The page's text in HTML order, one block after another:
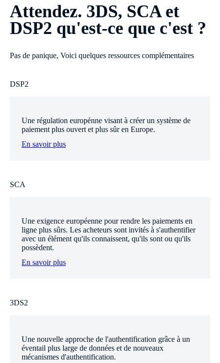
Attendez. 3DS, SCA et
DSP2 qu'est-ce que c'est ?
Pas de panique, Voici quelques ressources complémentaires
DSP2
Une régulation europénne visant à créer un système de
paiement plus ouvert et plus sûr en Europe.
En savoir plus
SCA
Une exigence européenne pour rendre les paiements en
ligne plus sûrs. Les acheteurs sont invités à s'authentifier
avec un élément qu'ils connaissent, qu'ils sont ou qu'ils
possèdent.
En savoir plus
3DS2
Une nouvelle approche de l'authentification grâce à un
éventail plus large de données et de nouveaux
mécanismes d'authentification.